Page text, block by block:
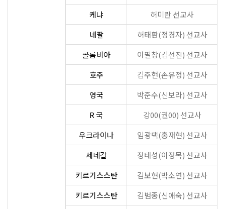
케냐
허미란 선교사
네팔
허태환(정경자) 선교사
콜롬비아
이필창(김선진) 선교사
호주
김주현(손유정) 선교사
영국
박준수(신보라) 선교사
R 국
강00(권00) 선교사
우크라이나
임광택(홍재현) 선교사
세네갈
정태성(이정목) 선교사
키르기스스탄
김보현(박소연) 선교사
키르기스스탄
김범종(신애숙) 선교사